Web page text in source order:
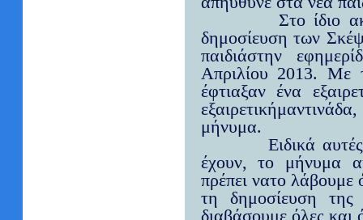
Στο ίδιο
δημοσίευση των
παιδιάστην
Απριλίου 2013. Με
έφτιαξαν ένα
μήνυμα.
Ειδικά
έχουν, το μήνυμα
πρέπει νατο λάβουμε
τη δημοσίευση της
διαβάσουμε όλες και